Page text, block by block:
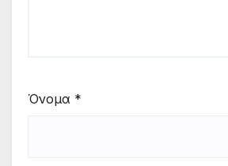
Όνομα *